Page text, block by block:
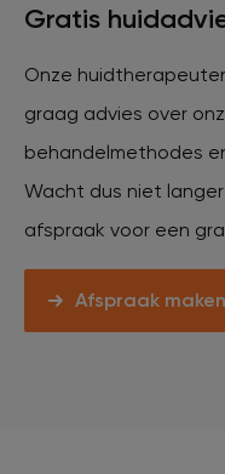
Gratis
Onze
graag advies over
behandelmethodes
Wacht dus niet
afspraak voor een
Afspraak maken
Bij jou in de buurt